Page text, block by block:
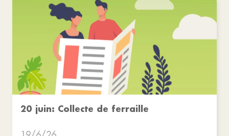
20 juin: Collecte de ferraille